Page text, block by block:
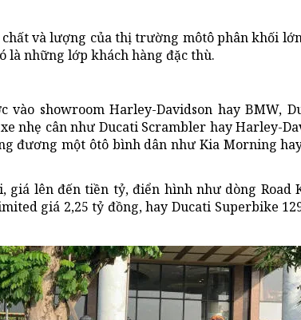
và lượng của thị trường môtô phân khối
là những lớp khách hàng đặc thù.
showroom Harley-Davidson hay BMW,
nhẹ cân như Ducati Scrambler hay Harley-
đương một ôtô bình dân như Kia Morning
giá lên đến tiền tỷ, điển hình như dòng Road
giá 2,25 tỷ đồng, hay Ducati Superbike